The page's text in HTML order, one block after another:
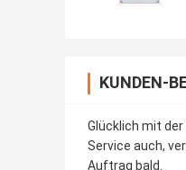
KUNDEN-
Glücklich mit
Service auch,
Auftrag bald.